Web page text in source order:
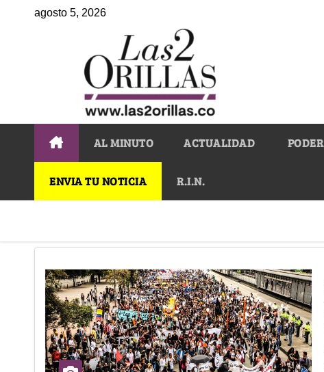
agosto 5, 2026
AL MINUTO ACTUALIDAD PODER
ENVIA TU NOTICIA R.I.N.